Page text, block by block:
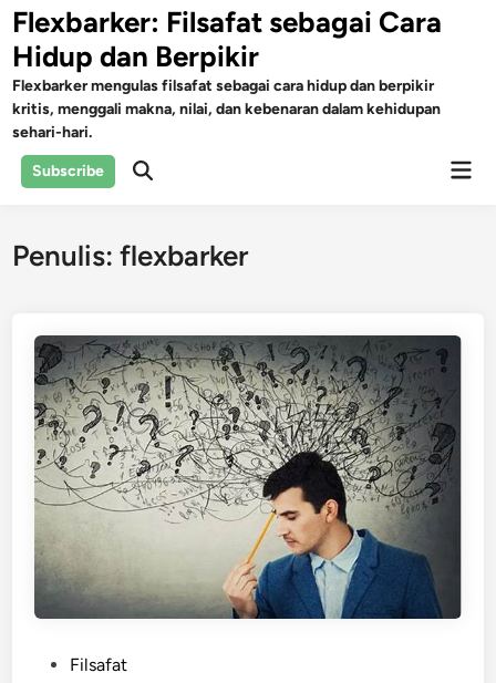
Skip
to
content
Flexbarker: Filsafat sebagai Cara
Hidup dan Berpikir
Flexbarker mengulas filsafat sebagai cara hidup dan berpikir
kritis, menggali makna, nilai, dan kebenaran dalam kehidupan
sehari-hari.
Subscribe
Open
Penulis:flexbarker
Filsafat